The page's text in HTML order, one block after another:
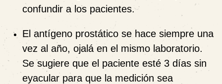
confundir a los pacientes.
El antígeno prostático se hace siempre una
vez al año, ojalá en el mismo laboratorio.
Se sugiere que el paciente esté 3 días sin
eyacular para que la medición sea